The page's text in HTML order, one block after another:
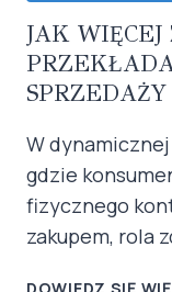
JAK WIĘCEJ
W
gdzie
fizycznego
zakupem, rola